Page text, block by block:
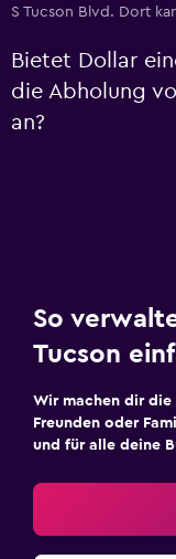
S Tucson Blvd. Dort
Bietet Dollar
die Abholung
an?
So
Tucson
Wir machen dir die
Freunden oder
und für alle deine